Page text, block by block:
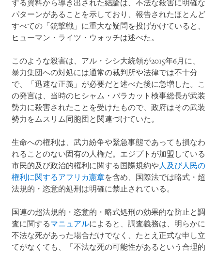
する資料から導き出された結論は、不法な殺害に明確な
パターンがあることを示しており、報告されたほとんど
すべての「銃撃戦」に重大な疑問を投げかけていると、
ヒューマン・ライツ・ウォッチは述べた。
このような殺害は、アル・シシ大統領が2015年6月に、
暴力集団への対処には通常の裁判所や法律では不十分
で、「迅速な正義」が必要だと述べた後に急増した。こ
の発言は、当時のヒシャム・バラカット検事総長が武装
勢力に殺害されたことを受けたもので、政府はその武装
勢力をムスリム同胞団と関連づけていた。
生命への権利は、武力紛争や緊急事態であっても損なわ
れることのない固有の人権だ。エジプトが加盟している
市民的及び政治的権利に関する国際規約や人及び人民の
権利に関するアフリカ憲章を含め、国際法では略式・超
法規的・恣意的処刑は明確に禁止されている。
国連の超法規的・恣意的・略式処刑の効果的な防止と調
査に関するマニュアルによると、調査義務は、明らかに
不法な死があった場合だけでなく、たとえ正式な申し立
てがなくても、「不法な死の可能性があるという合理的